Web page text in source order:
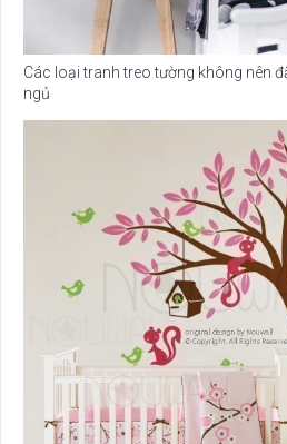
Các loại tranh treo tường không nên
ngủ